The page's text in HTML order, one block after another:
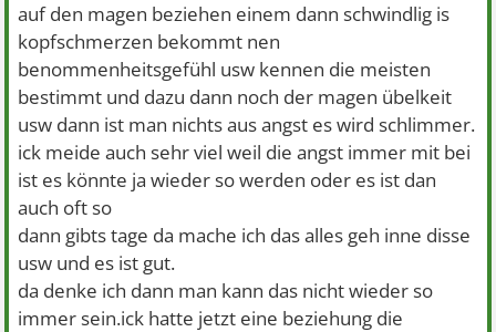
auf den magen beziehen einem dann schwindlig is
kopfschmerzen bekommt nen
benommenheitsgefühl usw kennen die meisten
bestimmt und dazu dann noch der magen übelkeit
usw dann ist man nichts aus angst es wird schlimmer.
ick meide auch sehr viel weil die angst immer mit bei
ist es könnte ja wieder so werden oder es ist dan
auch oft so
dann gibts tage da mache ich das alles geh inne disse
usw und es ist gut.
da denke ich dann man kann das nicht wieder so
immer sein.ick hatte jetzt eine beziehung die